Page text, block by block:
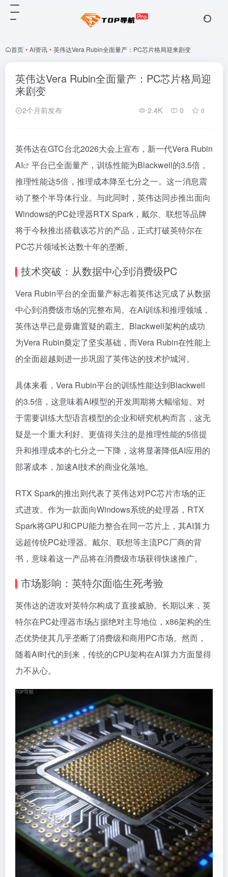
首页 • AI资讯 • 英伟达Vera Rubin全面量产：PC芯片格局迎来剧变
英伟达Vera Rubin全面量产：PC芯片格局迎
来剧变
2个月前发布 2.4K 0 0
英伟达在GTC台北2026大会上宣布，新一代Vera Rubin
AI
平台已全面量产，训练性能为Blackwell的3.5倍，
推理性能达5倍，推理成本降至七分之一。这一消息震
动了整个半导体行业。与此同时，英伟达同步推出面向
Windows的PC处理器RTX Spark，戴尔、联想等品牌
将于今秋推出搭载该芯片的产品，正式打破英特尔在
PC芯片领域长达数十年的垄断。
技术突破：从数据中心到消费级PC
Vera Rubin平台的全面量产标志着英伟达完成了从数据
中心到消费级市场的完整布局。在AI训练和推理领域，
英伟达早已是毋庸置疑的霸主。Blackwell架构的成功
为Vera Rubin奠定了坚实基础，而Vera Rubin在性能上
的全面超越则进一步巩固了英伟达的技术护城河。
具体来看，Vera Rubin平台的训练性能达到Blackwell
的3.5倍，这意味着AI模型的开发周期将大幅缩短。对
于需要训练大型语言模型的企业和研究机构而言，这无
疑是一个重大利好。更值得关注的是推理性能的5倍提
升和推理成本的七分之一下降，这将显著降低AI应用的
部署成本，加速AI技术的商业化落地。
RTX Spark的推出则代表了英伟达对PC芯片市场的正
式进攻。作为一款面向Windows系统的处理器，RTX
Spark将GPU和CPU能力整合在同一芯片上，其AI算力
远超传统PC处理器。戴尔、联想等主流PC厂商的背
书，意味着这一产品将在消费级市场获得快速推广。
市场影响：英特尔面临生死考验
英伟达的进攻对英特尔构成了直接威胁。长期以来，英
特尔在PC处理器市场占据绝对主导地位，x86架构的生
态优势使其几乎垄断了消费级和商用PC市场。然而，
随着AI时代的到来，传统的CPU架构在AI算力方面显得
力不从心。